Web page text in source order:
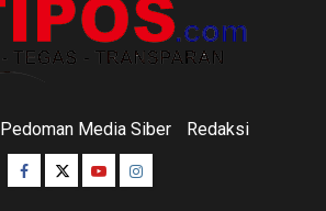
Pedoman Media Siber Redaksi
Facebook
TwitterYoutubeInstagram